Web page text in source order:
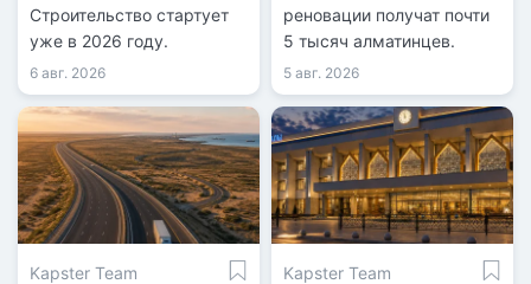
Строительство стартует
уже в 2026 году.
6 авг. 2026
реновации получат почти
5 тысяч алматинцев.
5 авг. 2026
Kapster Team
Kapster Team